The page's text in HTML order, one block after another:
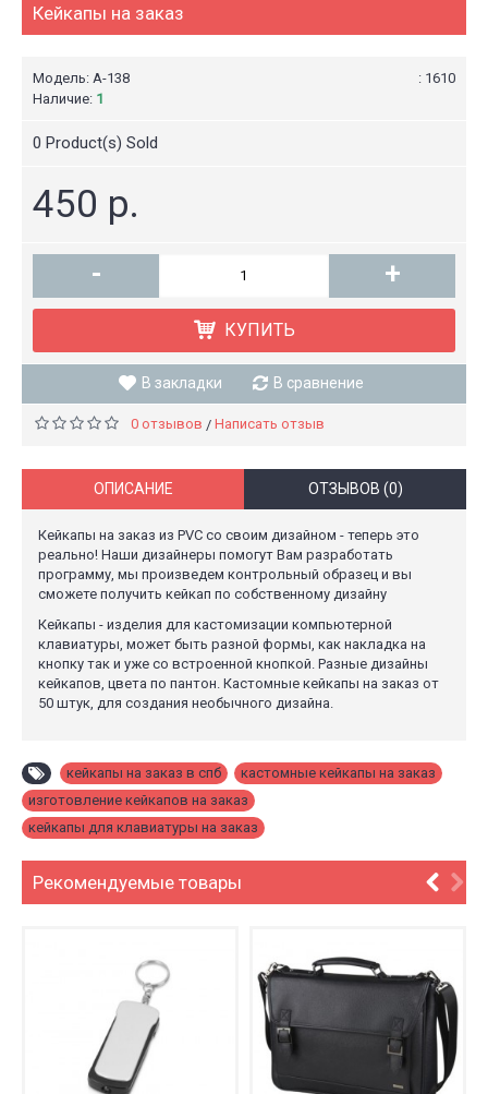
Кейкапы на заказ
: 1610
Модель: А-138
Наличие: 1
0 Product(s) Sold
450 р.
- +
КУПИТЬ
В закладки В сравнение
0 отзывов / Написать отзыв
ОПИСАНИЕ ОТЗЫВОВ (0)
Кейкапы на заказ из PVC со своим дизайном - теперь это
реально! Наши дизайнеры помогут Вам разработать
программу, мы произведем контрольный образец и вы
сможете получить кейкап по собственному дизайну
Кейкапы - изделия для кастомизации компьютерной
клавиатуры, может быть разной формы, как накладка на
кнопку так и уже со встроенной кнопкой. Разные дизайны
кейкапов, цвета по пантон. Кастомные кейкапы на заказ от
50 штук, для создания необычного дизайна.
кейкапы на заказ в спб кастомные кейкапы на заказ
изготовление кейкапов на заказ
кейкапы для клавиатуры на заказ
Рекомендуемые товары